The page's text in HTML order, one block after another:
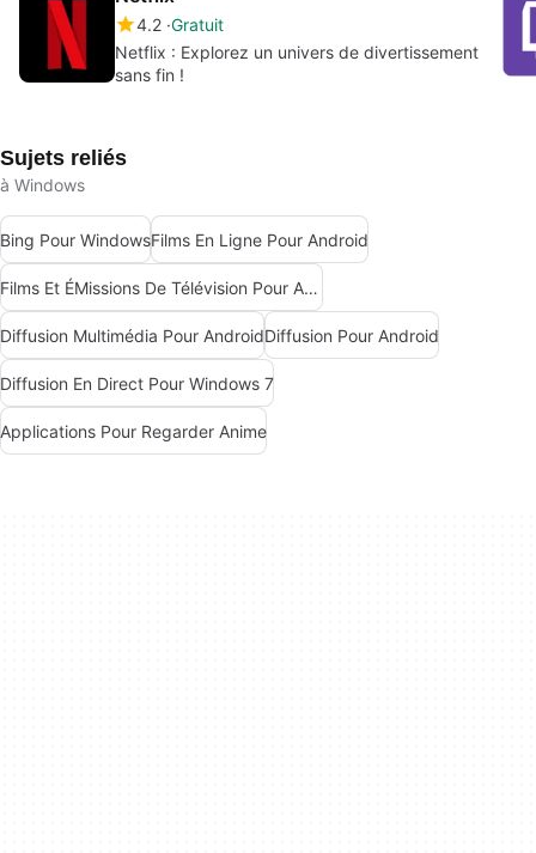
4.2 Gratuit
Netflix : Explorez un univers de divertissement
sans fin !
Sujets reliés
à Windows
Bing Pour WindowsFilms En Ligne Pour Android
Films Et ÉMissions De Télévision Pour Android
Diffusion Multimédia Pour AndroidDiffusion Pour Android
Diffusion En Direct Pour Windows 7
Applications Pour Regarder Anime